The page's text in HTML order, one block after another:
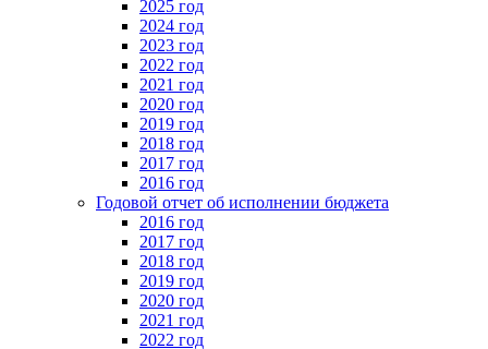
2025 год
2024 год
2023 год
2022 год
2021 год
2020 год
2019 год
2018 год
2017 год
2016 год
Годовой отчет об исполнении бюджета
2016 год
2017 год
2018 год
2019 год
2020 год
2021 год
2022 год